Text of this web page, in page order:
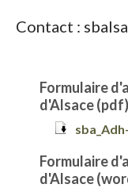
Contact :
Formulaire
d'Alsace (pdf)
Formulaire
d'Alsace